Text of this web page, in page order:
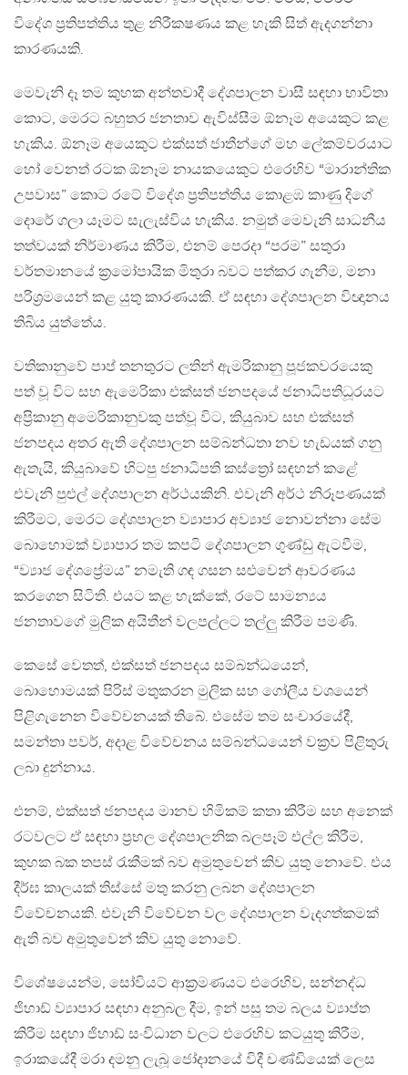
විදේශ ප්‍රතිපත්තිය තුළ නිරීකෂණය කළ හැකි සිත් ඇදගන්නා
කාරණයකි.
මෙවැනි දෑ තම කුහක අන්තවාදී දේශපාලන වාසී සඳහා භාවිතා
කොට, මෙරට බහුතර ජනතාව ඇවිස්සීම ඕනෑම අයෙකුට කළ
හැකිය. ඕනෑම අයෙකුට එක්සත් ජාතීන්ගේ මහ ලේකම්වරයාට
හෝ වෙනත් රටක ඕනෑම නායකයෙකුට එරෙහිව “මාරාන්තික
උපවාස” කොට රටේ විදේශ ප්‍රතිපත්තිය කොළඹ කාණු දිගේ
දොරේ ගලා යෑමට සැලැස්විය හැකිය. නමුත් මෙවැනි සාධනීය
තත්වයක් නිර්මාණය කිරීම, එනම් පෙරදා “පරම” සතුරා
වර්තමානයේ ක්‍රමෝපායික මිතුරා බවට පත්කර ගැනීම, මනා
පරිශ්‍රමයෙන් කළ යුතු කාරණයකි. ඒ සඳහා දේශපාලන විඥානය
තිබිය යුත්තේය.
වතිකානුවේ පාප් තනතුරට ලතින් ඇමරිකානු පූජකවරයෙකු
පත් වූ විට සහ ඇමෙරිකා එක්සත් ජනපදයේ ජනාධිපතිධූරයට
අප්‍රිකානු අමෙරිකානුවකු පත්වූ විට, කියුබාව සහ එක්සත්
ජනපදය අතර ඇති දේශපාලන සම්බන්ධතා නව හැඩයක් ගනු
ඇතැයි, කියුබාවේ හිටපු ජනාධිපති කස්ත්‍රෝ සඳහන් කළේ
එවැනි පුළුල් දේශපාලන අර්ථයකිනි. එවැනි අර්ථ නිරූපණයක්
කිරීමට, මෙරට දේශපාලන ව්‍යාපාර අව්‍යාජ නොවන්නා සේම
බොහොමක් ව්‍යාපාර තම කපටි දේශපාලන ගුණ්ඩු ඇටවීම,
“ව්‍යාජ දේශප්‍රේමය” නමැති ගඳ ගසන සළුවෙන් ආවරණය
කරගෙන සිටිති. එයට කළ හැක්කේ, රටේ සාමන්‍යය
ජනතාවගේ මුලික අයිතීන් වලපල්ලට තල්ලු කිරීම පමණි.
කෙසේ වෙතත්, එක්සත් ජනපදය සම්බන්ධයෙන්,
බොහොමයක් පිරිස් මතුකරන මුලික සහ ගෝලීය වශයෙන්
පිළිගැනෙන විවේචනයක් තිබේ. එසේම තම සංචාරයේදී,
සමන්තා පවර්, අදාළ විවේචනය සම්බන්ධයෙන් වක්‍රව පිළිතුරු
ලබා දුන්නාය.
එනම්, එක්සත් ජනපදය මානව හිමිකම් කතා කිරීම සහ අනෙක්
රටවලට ඒ සඳහා ප්‍රභල දේශපාලනික බලපෑම් එල්ල කිරීම,
කුහක බක තපස් රැකීමක් බව අමුතුවෙන් කිව යුතු නොවේ. එය
දීර්ඝ කාලයක් තිස්සේ මතු කරනු ලබන දේශපාලන
විවේචනයකි. එවැනි විවේචන වල දේශපාලන වැදගත්කමක්
ඇති බව අමුතුවෙන් කිව යුතු නොවේ.
විශේෂයෙන්ම, සෝවියට් ආක්‍රමණයට එරෙහිව, සන්නද්ධ
ජිහාඩ් ව්‍යාපාර සඳහා අනුබල දීම, ඉන් පසු තම බලය ව්‍යාප්ත
කිරීම සඳහා ජිහාඩ් සංවිධාන වලට එරෙහිව කටයුතු කිරීම,
ඉරාකයේදී මරා දමනු ලැබූ ජෝදානයේ විදී චණ්ඩියෙක් ලෙස